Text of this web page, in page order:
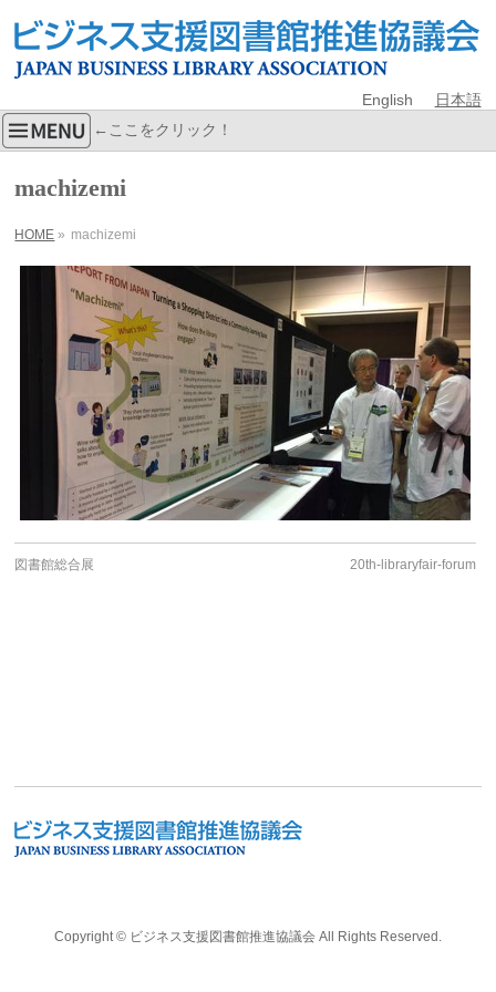
English 日本語
←ここをクリック！
machizemi
HOME » machizemi
図書館総合展 20th-libraryfair-forum
Copyright © ビジネス支援図書館推進協議会All Rights Reserved.